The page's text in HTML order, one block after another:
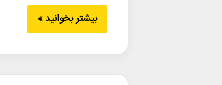
بیشتر بخوانید »